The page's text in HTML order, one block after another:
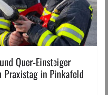
Quer-Einsteiger
Praxistag in Pinkafeld